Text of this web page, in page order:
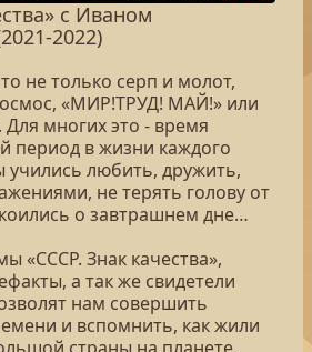
с Иваном
2022)
не только серп и молот,
«МИР!ТРУД! МАЙ!» или
многих это - время
период в жизни каждого
учились любить, дружить,
не терять голову от
о завтрашнем дне…
«СССР. Знак качества»,
а так же свидетели
нам совершить
и вспомнить, как жили